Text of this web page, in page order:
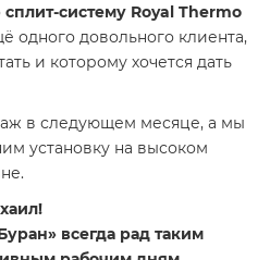
систему Royal Thermo
одного довольного клиента,
и которому хочется дать
в следующем месяце, а мы
установку на высоком
всегда рад таким